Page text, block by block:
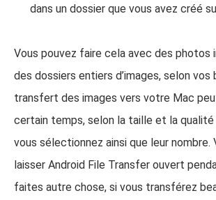
dans un dossier que vous avez créé
Vous pouvez faire cela avec des photos
des dossiers entiers d’images, selon vos
transfert des images vers votre Mac
certain temps, selon la taille et la qualité
vous sélectionnez ainsi que leur nombre.
laisser Android File Transfer ouvert
faites autre chose, si vous transférez